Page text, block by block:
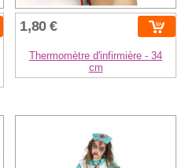
1,80 €
Thermomètre d'infirmière - 34
cm